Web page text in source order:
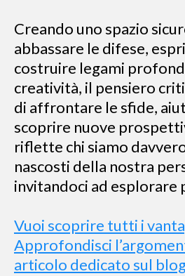
Creando uno spazio
abbassare le difese,
costruire legami
creatività, il pensiero
di affrontare le sfide,
scoprire nuove
riflette chi siamo
nascosti della nostra
invitandoci ad esplorare
Vuoi scoprire tutti i
Approfondisci
articolo dedicato sul